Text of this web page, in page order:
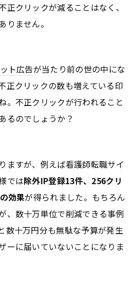
正クリックが減ることはなく、
りません。
ト広告が当たり前の世の中にな
正クリックの数も増えている印
。不正クリックが行われること
るのでしょうか？
ますが、例えば看護師転職サイ
では除外IP登録13件、256クリ
効果が得られました。もちろん
、数十万単位で削減できる事例
数十万円分も無駄な予算が発生
ーに届いていないことになりま